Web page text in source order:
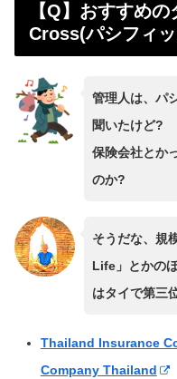
【Q】おすすめ
Cross(パシフィ
管理人は、パ
聞いたけど?
保険会社とか
のか?
そうだな、規
Life」とかの
はタイで第三
Thailand Insurance
Company Thailand